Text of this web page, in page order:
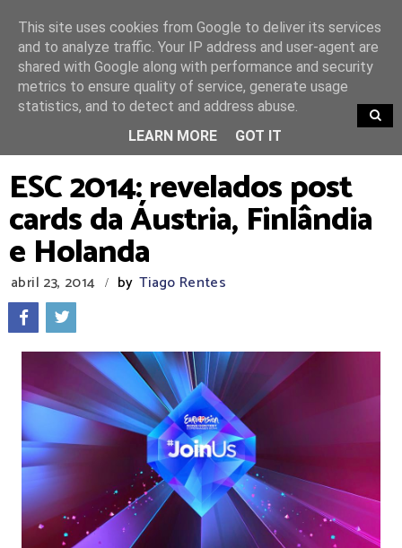
TRENDING
ESC 2014: revelados post
cards da Áustria, Finlândia
e Holanda
abril 23, 2014 / by Tiago Rentes
This site uses cookies from Google to deliver its services
and to analyze traffic. Your IP address and user-agent are
shared with Google along with performance and security
metrics to ensure quality of service, generate usage
statistics, and to detect and address abuse.
LEARN MORE
GOT IT